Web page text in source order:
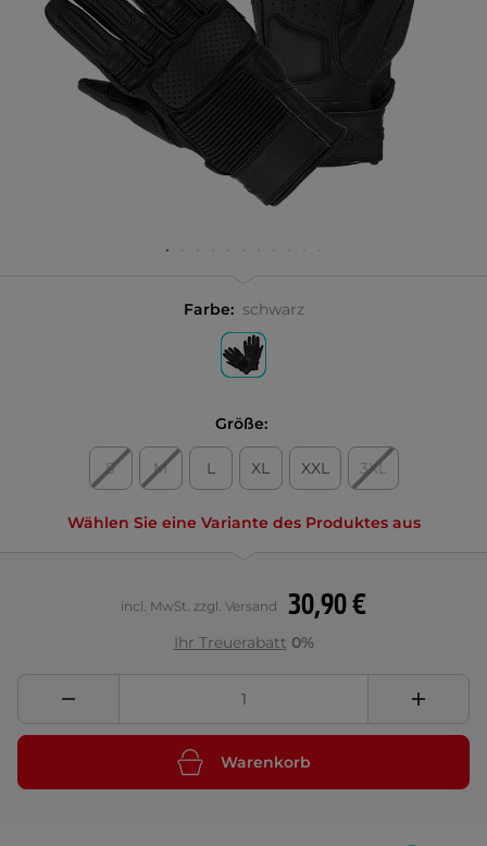
Farbe: schwarz
Größe:
S M L XL XXL 3XL
Wählen Sie eine Variante des Produktes aus
30,90 €
incl. MwSt. zzgl. Versand
Ihr Treuerabatt 0%
Warenkorb